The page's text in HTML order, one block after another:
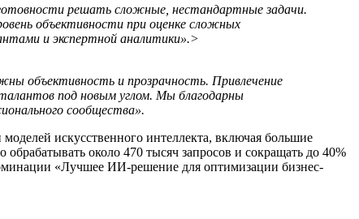
решать сложные, нестандартные задачи.
объективности при оценке сложных
и экспертной аналитики».>
объективность и прозрачность. Привлечение
под новым углом. Мы благодарны
сообщества».
искусственного интеллекта, включая большие
около 470 тысяч запросов и сокращать до 40%
«Лучшее ИИ-решение для оптимизации бизнес-